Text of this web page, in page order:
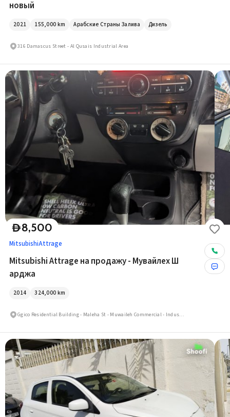
новый
2021 155,000 km Арабские Страны Залива Дизель
316 Damascus Street - Al Qusais Industrial Area
D8,500
MitsubishiAttrage
Mitsubishi Attrage на продажу - Мувайлех Ш
арджа
2014 324,000 km
Ggico Residential Building - Maleha St - Muwaileh Commercial - Industrial Area